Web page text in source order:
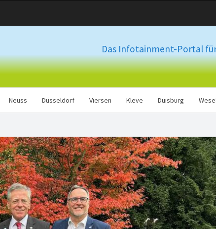
Das Infotainment-Portal
Neuss Düsseldorf Viersen Kleve Duisburg Wesel